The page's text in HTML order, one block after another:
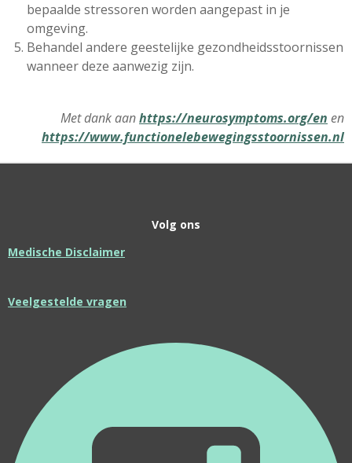
bepaalde stressoren worden aangepast in je
omgeving.
Behandel andere geestelijke gezondheidsstoornissen
wanneer deze aanwezig zijn.
Met dank aanhttps://neurosymptoms.org/en en
https://www.functionelebewegingsstoornissen.nl
Volg ons
Medische Disclaimer
Veelgestelde vragen